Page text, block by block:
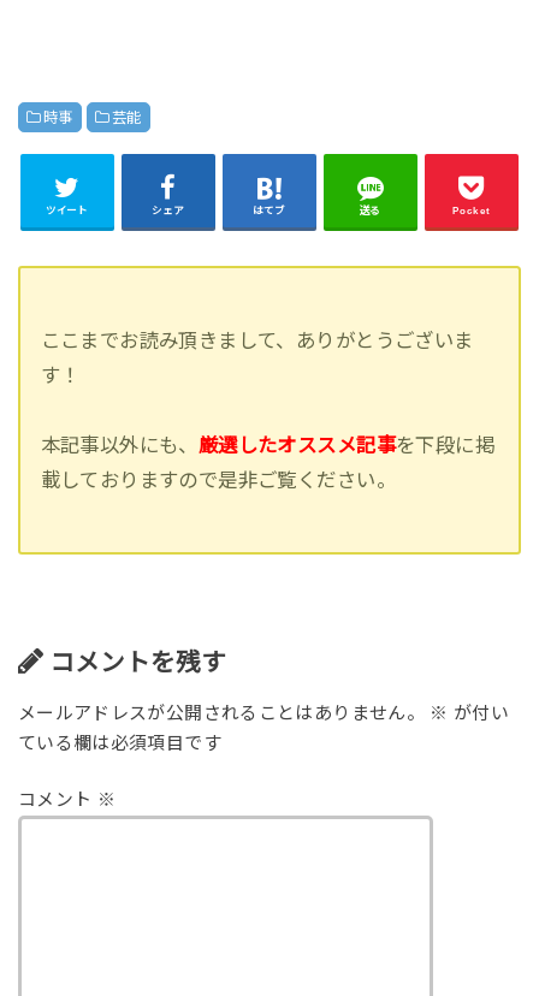
時事 芸能
ツイート シェア はてブ 送る Pocket
ここまでお読み頂きまして、ありがとうございま
す！
本記事以外にも、 厳選したオススメ記事を下段に掲
載しておりますので是非ご覧ください。
コメントを残す
メールアドレスが公開されることはありません。 ※ が付い
ている欄は必須項目です
コメント ※